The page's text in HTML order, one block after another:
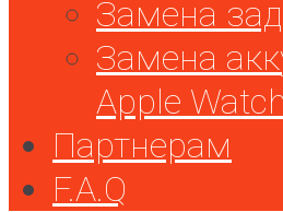
Замена
Замена
Apple Watch
Партнерам
F.A.Q